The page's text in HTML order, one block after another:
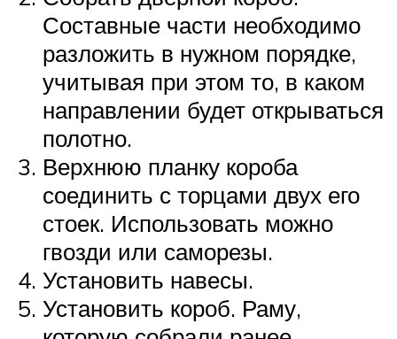
Составные части необходимо
разложить в нужном порядке,
учитывая при этом то, в каком
направлении будет открываться
полотно.
Верхнюю планку короба
соединить с торцами двух его
стоек. Использовать можно
гвозди или саморезы.
Установить навесы.
Установить короб. Раму,